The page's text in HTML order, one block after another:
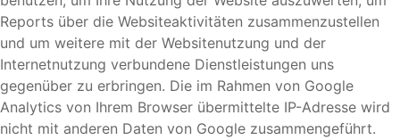
Reports über die Websiteaktivitäten zusammenzustellen
und um weitere mit der Websitenutzung und der
Internetnutzung verbundene Dienstleistungen uns
gegenüber zu erbringen. Die im Rahmen von Google
Analytics von Ihrem Browser übermittelte IP-Adresse wird
nicht mit anderen Daten von Google zusammengeführt.